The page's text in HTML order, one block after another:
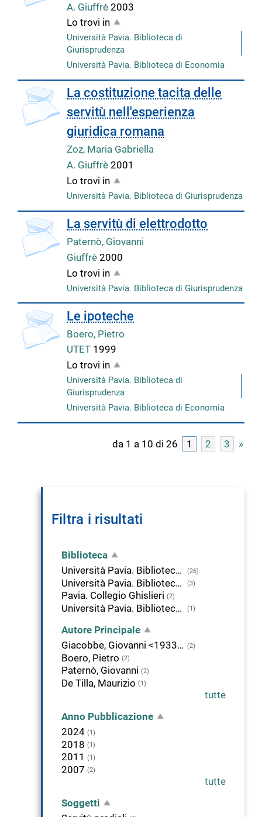
A. Giuffrè2003
Lo trovi in
Università Pavia. Biblioteca di
Giurisprudenza
Università Pavia. Biblioteca di Economia
La costituzione tacita delle
servitù nell'esperienza
giuridica romana
Zoz, Maria Gabriella
A. Giuffrè2001
Lo trovi in
Università Pavia. Biblioteca di Giurisprudenza
La servitù di elettrodotto
Paternò, Giovanni
Giuffrè2000
Lo trovi in
Università Pavia. Biblioteca di Giurisprudenza
Le ipoteche
Boero, Pietro
UTET 1999
Lo trovi in
Università Pavia. Biblioteca di
Giurisprudenza
Università Pavia. Biblioteca di Economia
da 1 a 10 di 26 1 2 3 »
Filtra i risultati
Biblioteca
Università Pavia. Biblioteca di Giurisprudenza
(26)
Università Pavia. Biblioteca di Economia (3)
Pavia. Collegio Ghislieri (2)
Università Pavia. Biblioteca di Studi Umanistici (1)
Autore Principale
Giacobbe, Giovanni <1933- > (2)
Boero, Pietro (2)
Paternò, Giovanni (2)
De Tilla, Maurizio (1)
tutte
Anno Pubblicazione
2024 (1)
2018 (1)
2011 (1)
2007 (2)
tutte
Soggetti